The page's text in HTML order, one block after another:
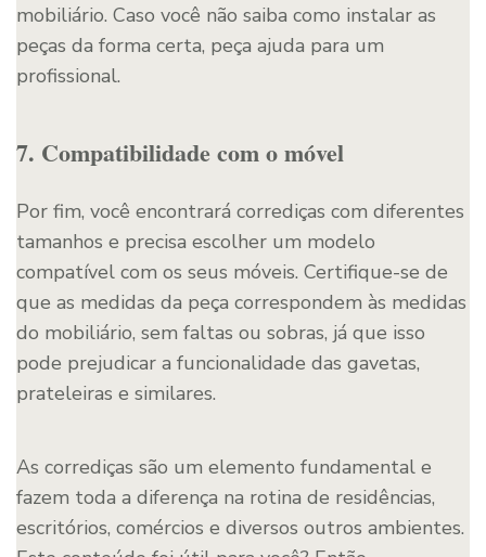
mobiliário. Caso você não saiba como instalar as
peças da forma certa, peça ajuda para um
profissional.
7. Compatibilidade com o móvel
Por fim, você encontrará corrediças com diferentes
tamanhos e precisa escolher um modelo
compatível com os seus móveis. Certifique-se de
que as medidas da peça correspondem às medidas
do mobiliário, sem faltas ou sobras, já que isso
pode prejudicar a funcionalidade das gavetas,
prateleiras e similares.
As corrediças são um elemento fundamental e
fazem toda a diferença na rotina de residências,
escritórios, comércios e diversos outros ambientes.